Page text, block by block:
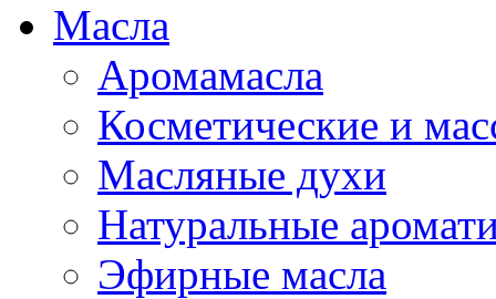
Масла
Аромамасла
Косметические и
Масляные духи
Натуральные
Эфирные масла